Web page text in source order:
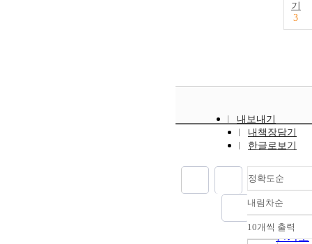
기
3
내보내기
내책장담기
한글로보기
정확도순
정확도
순
인기도
내림차순
내림차
10개씩 출력